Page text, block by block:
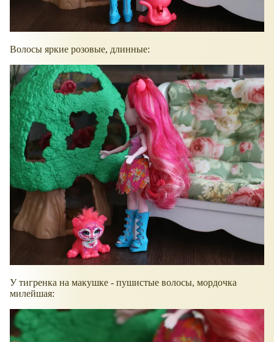
Волосы яркие розовые, длинные:
У тигренка на макушке - пушистые волосы, мордочка
милейшая: